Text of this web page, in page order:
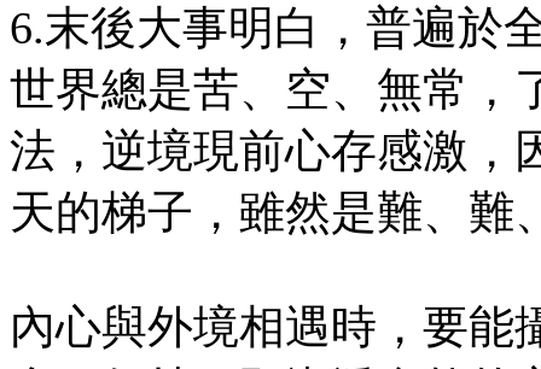
6.末後大事明白，普遍於
世界總是苦、空、無常，
法，逆境現前心存感激，
天的梯子，雖然是難、難
內心與外境相遇時，要能